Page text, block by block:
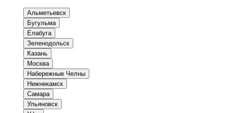
Альметьевск
Бугульма
Елабуга
Зеленодольск
Казань
Москва
Набережные Челны
Нижнекамск
Самара
Ульяновск